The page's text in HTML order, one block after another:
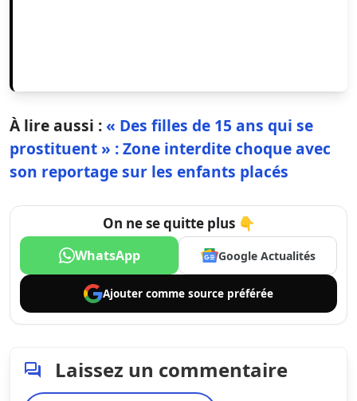
À lire aussi :« Des filles de 15 ans qui se
prostituent » : Zone interdite choque avec
son reportage sur les enfants placés
On ne se quitte plus 👇
WhatsApp Google Actualités
Ajouter comme source préférée
Laissez un commentaire